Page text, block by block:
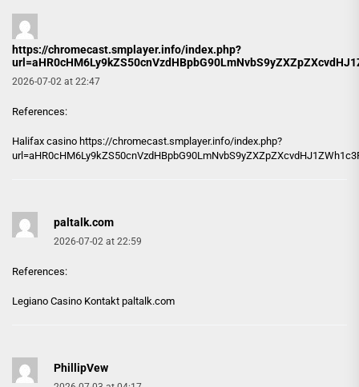
https://chromecast.smplayer.info/index.php?
2026-07-02 at 22:47
References:
Halifax casino https://chromecast.smplayer.info/index.php?
paltalk.com
2026-07-02 at 22:59
References:
Legiano Casino Kontakt paltalk.com
PhillipVew